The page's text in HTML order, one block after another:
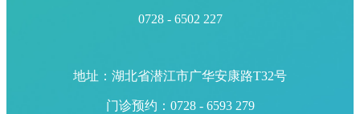
0728 - 6502 227
地址：湖北省潜江市广华安康路T32号
门诊预约：0728 - 6593 279